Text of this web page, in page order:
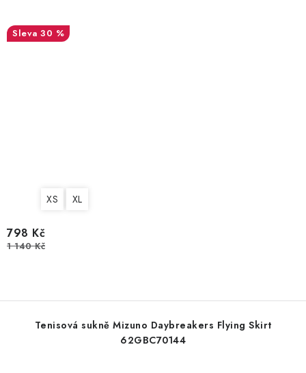
30 %
XS XL
798 Kč
1 140 Kč
Tenisová sukně Mizuno Daybreakers Flying Skirt
62GBC70144